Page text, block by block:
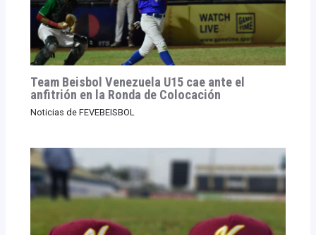
Team Beisbol Venezuela U15 cae ante el
anfitrión en la Ronda de Colocación
Noticias de FEVEBEISBOL